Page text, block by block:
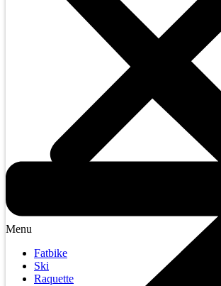
Menu
Fatbike
Ski
Raquette